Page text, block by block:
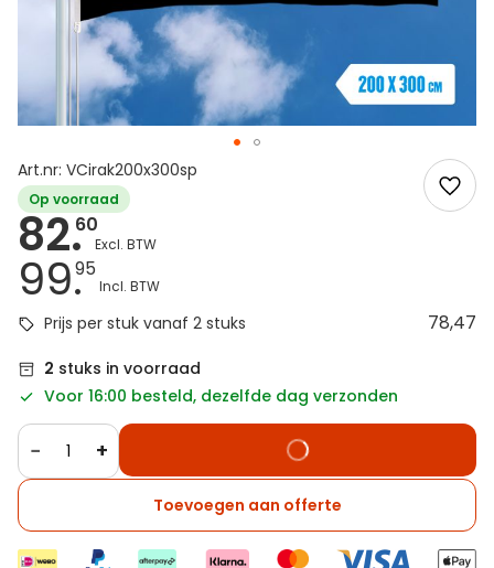
Art.nr: VCirak200x300sp
Op voorraad
82.60
99.95
Prijs per stuk vanaf 2 stuks 78,47
2 stuks in voorraad
Voor 16:00 besteld, dezelfde dag verzonden
− +
Toevoegen aan offerte